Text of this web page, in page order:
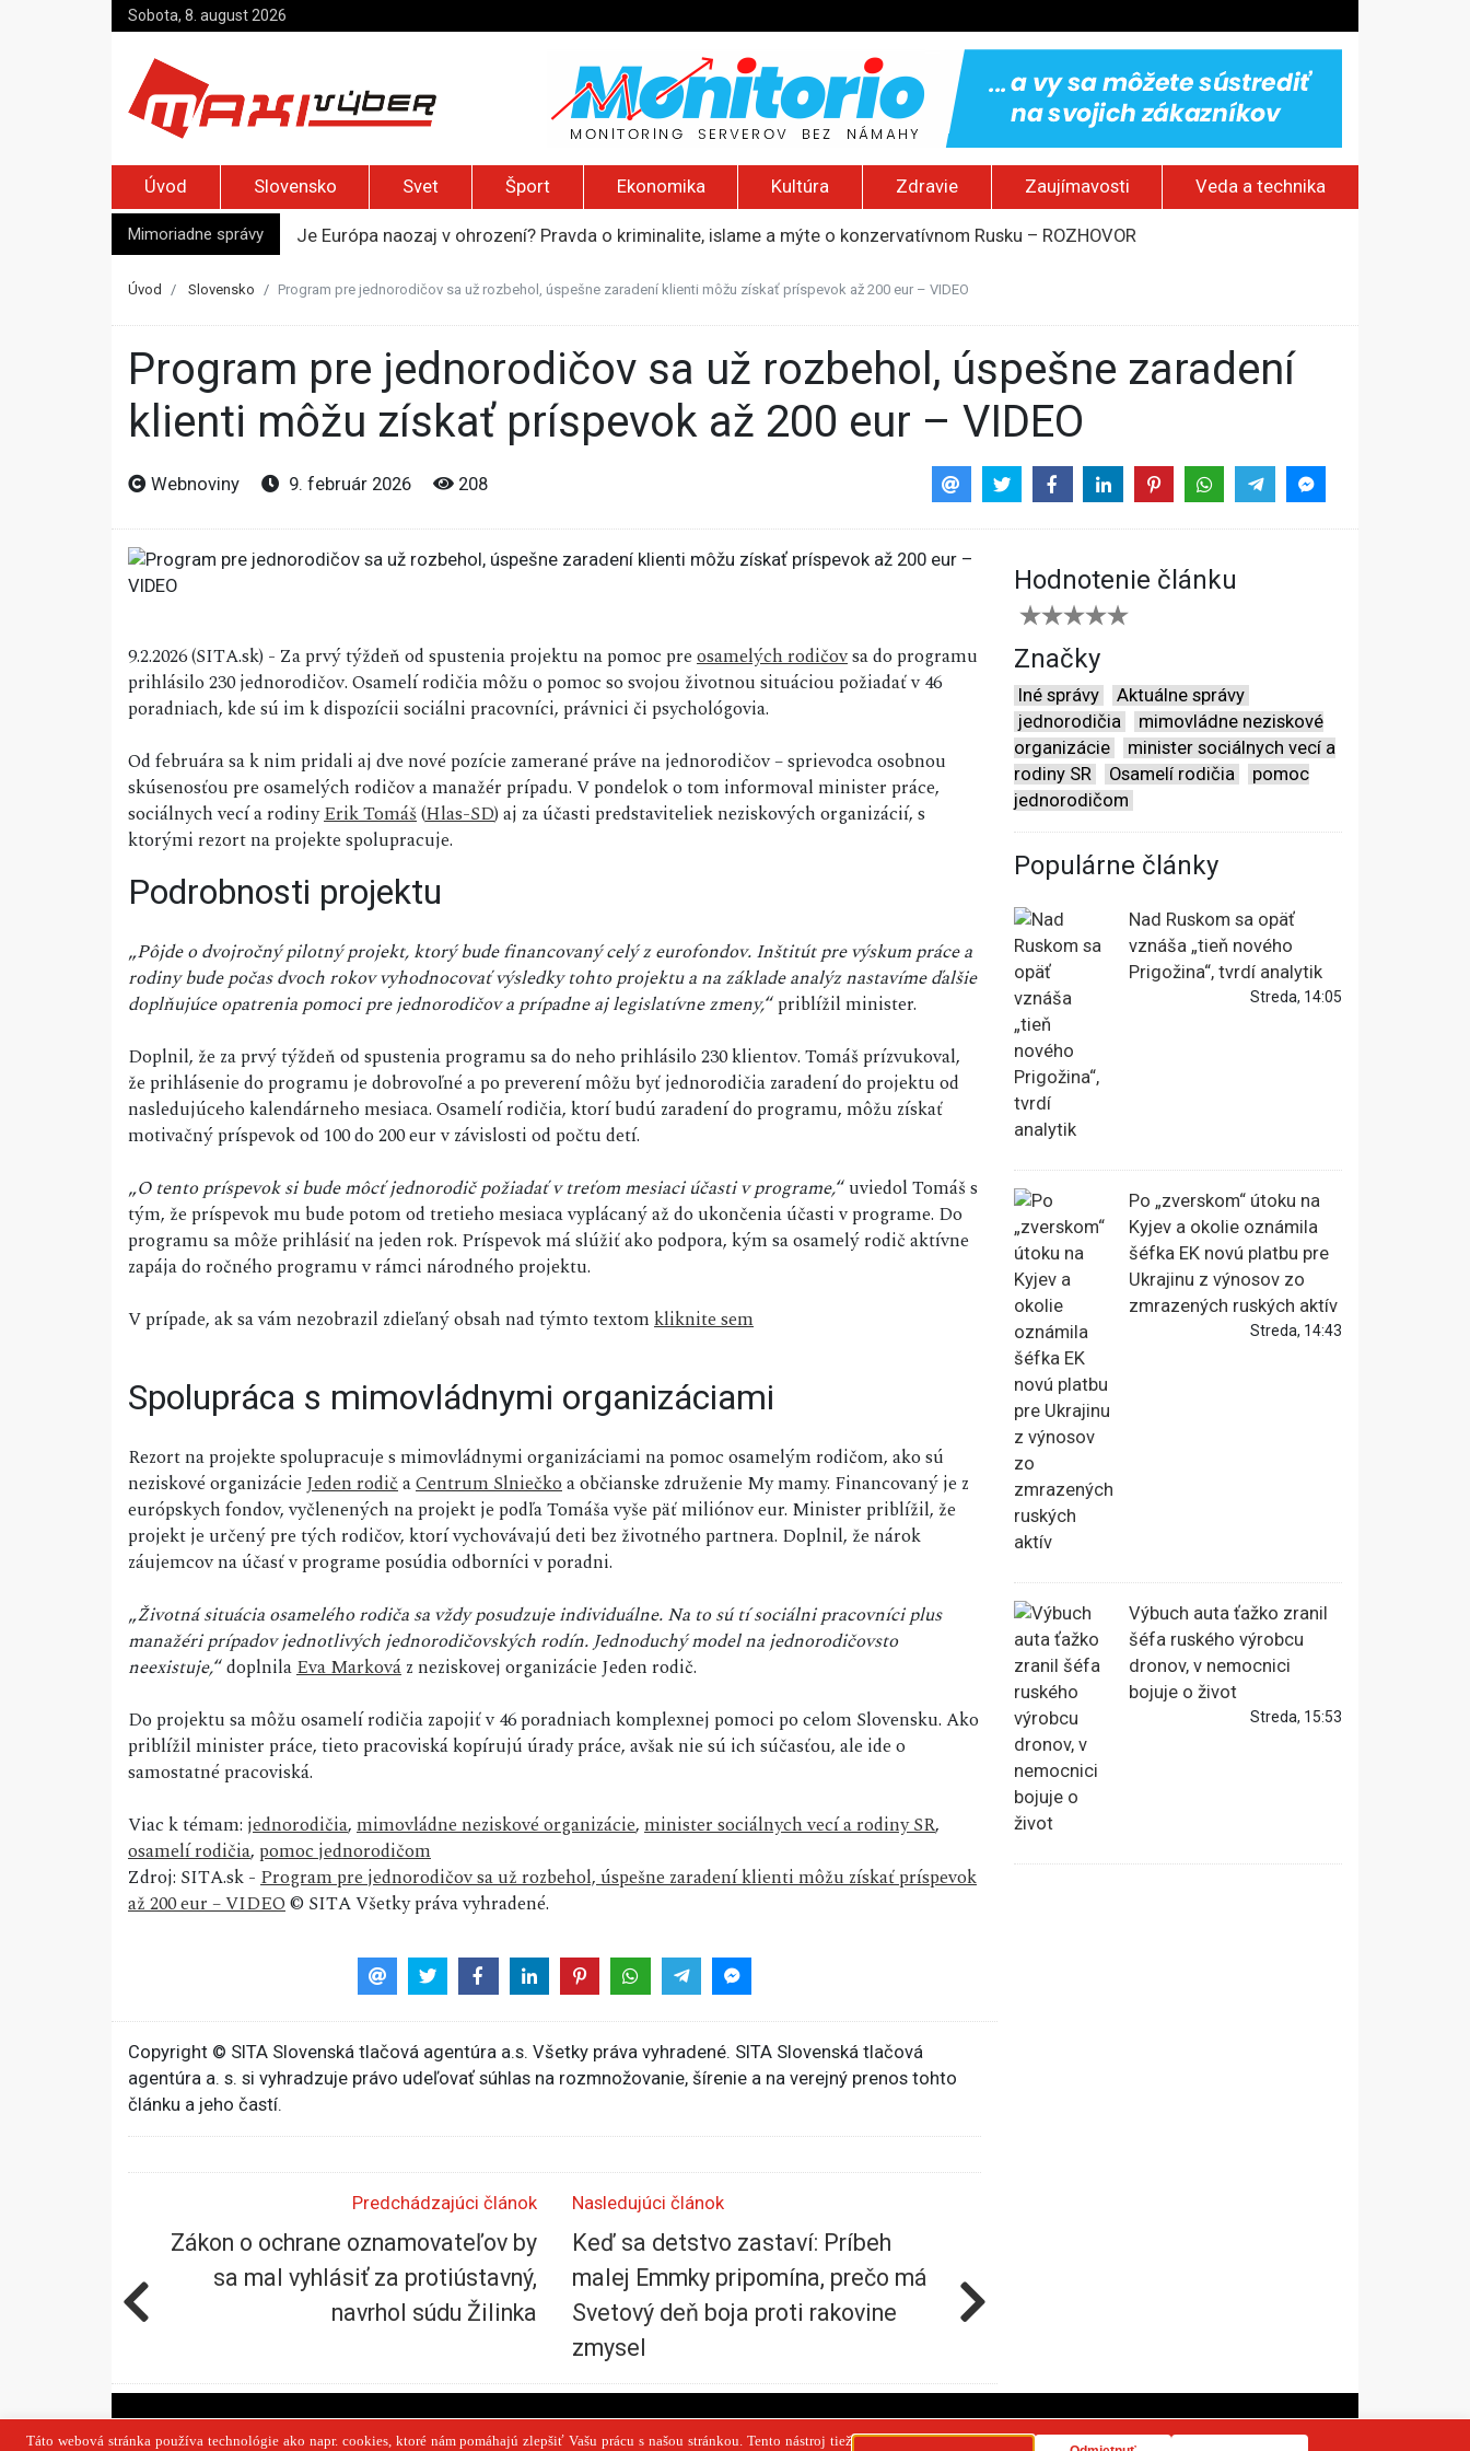
Sobota, 8. august 2026
Úvod Slovensko Svet Šport Ekonomika Kultúra Zdravie Zaujímavosti Veda a technika
Mimoriadne správy
Je Európa naozaj v ohrození? Pravda o kriminalite, islame a mýte o konzervatívnom Rusku – ROZHOVOR
Kyjev žiada EÚ o 220 miliónov eur na pomoc farmárom, ktorých postihla blokáda prístavov
Úvod Slovensko Program pre jednorodičov sa už rozbehol, úspešne zaradení klienti môžu získať príspevok až 200 eur – VIDEO
Program pre jednorodičov sa už rozbehol, úspešne zaradení
klienti môžu získať príspevok až 200 eur – VIDEO
Webnoviny 9. február 2026 208
9.2.2026 (SITA.sk) - Za prvý týždeň od spustenia projektu na pomoc preosamelých rodičovsa do programu
prihlásilo 230 jednorodičov. Osamelí rodičia môžu o pomoc so svojou životnou situáciou požiadať v 46
poradniach, kde sú im k dispozícii sociálni pracovníci, právnici či psychológovia.
Od februára sa k nim pridali aj dve nové pozície zamerané práve na jednorodičov – sprievodca osobnou
skúsenosťou pre osamelých rodičov a manažér prípadu. V pondelok o tom informoval minister práce,
sociálnych vecí a rodinyErik Tomáš(Hlas-SD) aj za účasti predstaviteliek neziskových organizácií, s
ktorými rezort na projekte spolupracuje.
Podrobnosti projektu
„Pôjde o dvojročný pilotný projekt, ktorý bude financovaný celý z eurofondov. Inštitút pre výskum práce a
rodiny bude počas dvoch rokov vyhodnocovať výsledky tohto projektu a na základe analýz nastavíme ďalšie
doplňujúce opatrenia pomoci pre jednorodičov a prípadne aj legislatívne zmeny,“ priblížil minister.
Doplnil, že za prvý týždeň od spustenia programu sa do neho prihlásilo 230 klientov. Tomáš prízvukoval,
že prihlásenie do programu je dobrovoľné a po preverení môžu byť jednorodičia zaradení do projektu od
nasledujúceho kalendárneho mesiaca. Osamelí rodičia, ktorí budú zaradení do programu, môžu získať
motivačný príspevok od 100 do 200 eur v závislosti od počtu detí.
„O tento príspevok si bude môcť jednorodič požiadať v treťom mesiaci účasti v programe,“ uviedol Tomáš s
tým, že príspevok mu bude potom od tretieho mesiaca vyplácaný až do ukončenia účasti v programe. Do
programu sa môže prihlásiť na jeden rok. Príspevok má slúžiť ako podpora, kým sa osamelý rodič aktívne
zapája do ročného programu v rámci národného projektu.
V prípade, ak sa vám nezobrazil zdieľaný obsah nad týmto textomkliknite sem
Spolupráca s mimovládnymi organizáciami
Rezort na projekte spolupracuje s mimovládnymi organizáciami na pomoc osamelým rodičom, ako sú
neziskové organizácieJeden rodičaCentrum Slniečkoa občianske združenie My mamy. Financovaný je z
európskych fondov, vyčlenených na projekt je podľa Tomáša vyše päť miliónov eur. Minister priblížil, že
projekt je určený pre tých rodičov, ktorí vychovávajú deti bez životného partnera. Doplnil, že nárok
záujemcov na účasť v programe posúdia odborníci v poradni.
„Životná situácia osamelého rodiča sa vždy posudzuje individuálne. Na to sú tí sociálni pracovníci plus
manažéri prípadov jednotlivých jednorodičovských rodín. Jednoduchý model na jednorodičovsto
neexistuje,“ doplnilaEva Markováz neziskovej organizácie Jeden rodič.
Do projektu sa môžu osamelí rodičia zapojiť v 46 poradniach komplexnej pomoci po celom Slovensku. Ako
priblížil minister práce, tieto pracoviská kopírujú úrady práce, avšak nie sú ich súčasťou, ale ide o
samostatné pracoviská.
Viac k témam: jednorodičia,mimovládne neziskové organizácie,minister sociálnych vecí a rodiny SR,
osamelí rodičia, pomoc jednorodičom
Zdroj: SITA.sk -Program pre jednorodičov sa už rozbehol, úspešne zaradení klienti môžu získať príspevok
až 200 eur – VIDEO© SITA Všetky práva vyhradené.
Hodnotenie článku
Značky
Iné správy
Aktuálne správy
jednorodičia
mimovládne neziskové
organizácie
minister sociálnych vecí a
rodiny SR
Osamelí rodičia
pomoc
jednorodičom
Populárne články
Nad Ruskom sa opäť
vznáša „tieň nového
Prigožina“, tvrdí analytik
Streda, 14:05
Po „zverskom“ útoku na
Kyjev a okolie oznámila
šéfka EK novú platbu pre
Ukrajinu z výnosov zo
zmrazených ruských aktív
Streda, 14:43
Výbuch auta ťažko zranil
šéfa ruského výrobcu
dronov, v nemocnici
bojuje o život
Streda, 15:53
Copyright © SITA Slovenská tlačová agentúra a.s. Všetky práva vyhradené. SITA Slovenská tlačová
agentúra a. s. si vyhradzuje právo udeľovať súhlas na rozmnožovanie, šírenie a na verejný prenos tohto
článku a jeho častí.
Predchádzajúci článok
Zákon o ochrane oznamovateľov by
sa mal vyhlásiť za protiústavný,
navrhol súdu Žilinka
Nasledujúci článok
Keď sa detstvo zastaví: Príbeh
malej Emmky pripomína, prečo má
Svetový deň boja proti rakovine
zmysel